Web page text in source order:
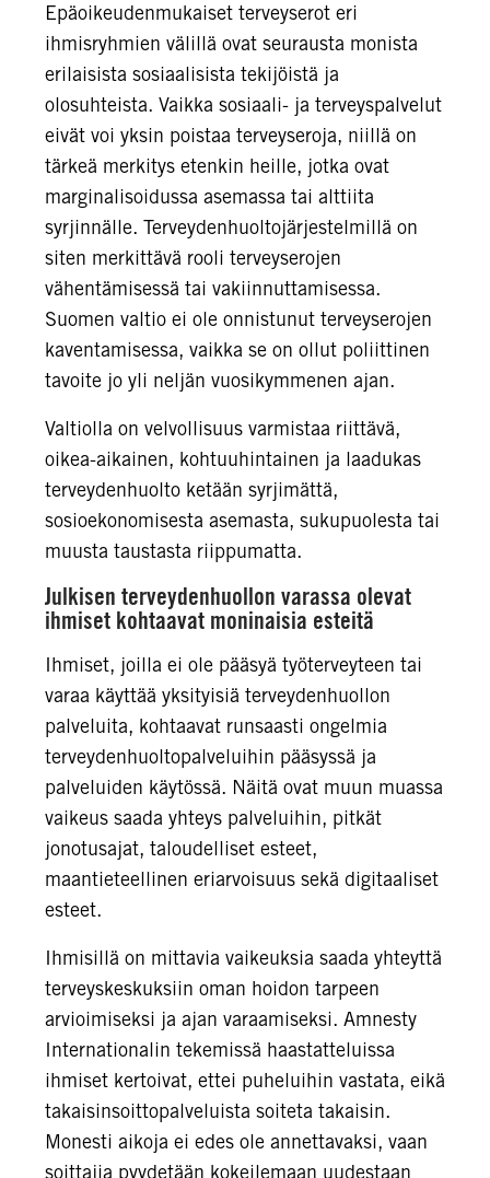
Epäoikeudenmukaiset terveyserot eri
ihmisryhmien välillä ovat seurausta monista
erilaisista sosiaalisista tekijöistä ja
olosuhteista. Vaikka sosiaali- ja terveyspalvelut
eivät voi yksin poistaa terveyseroja, niillä on
tärkeä merkitys etenkin heille, jotka ovat
marginalisoidussa asemassa tai alttiita
syrjinnälle. Terveydenhuoltojärjestelmillä on
siten merkittävä rooli terveyserojen
vähentämisessä tai vakiinnuttamisessa.
Suomen valtio ei ole onnistunut terveyserojen
kaventamisessa, vaikka se on ollut poliittinen
tavoite jo yli neljän vuosikymmenen ajan.
Valtiolla on velvollisuus varmistaa riittävä,
oikea-aikainen, kohtuuhintainen ja laadukas
terveydenhuolto ketään syrjimättä,
sosioekonomisesta asemasta, sukupuolesta tai
muusta taustasta riippumatta.
Julkisen terveydenhuollon varassa olevat
ihmiset kohtaavat moninaisia esteitä
Ihmiset, joilla ei ole pääsyä työterveyteen tai
varaa käyttää yksityisiä terveydenhuollon
palveluita, kohtaavat runsaasti ongelmia
terveydenhuoltopalveluihin pääsyssä ja
palveluiden käytössä. Näitä ovat muun muassa
vaikeus saada yhteys palveluihin, pitkät
jonotusajat, taloudelliset esteet,
maantieteellinen eriarvoisuus sekä digitaaliset
esteet.
Ihmisillä on mittavia vaikeuksia saada yhteyttä
terveyskeskuksiin oman hoidon tarpeen
arvioimiseksi ja ajan varaamiseksi. Amnesty
Internationalin tekemissä haastatteluissa
ihmiset kertoivat, ettei puheluihin vastata, eikä
takaisinsoittopalveluista soiteta takaisin.
Monesti aikoja ei edes ole annettavaksi, vaan
soittajia pyydetään kokeilemaan uudestaan